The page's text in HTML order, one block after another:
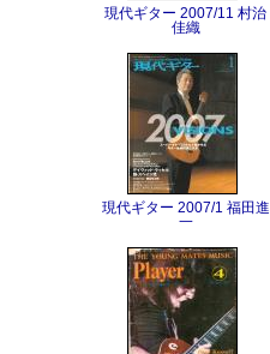
現代ギター 2007/11 村治
佳織
現代ギター 2007/1 福田進
一